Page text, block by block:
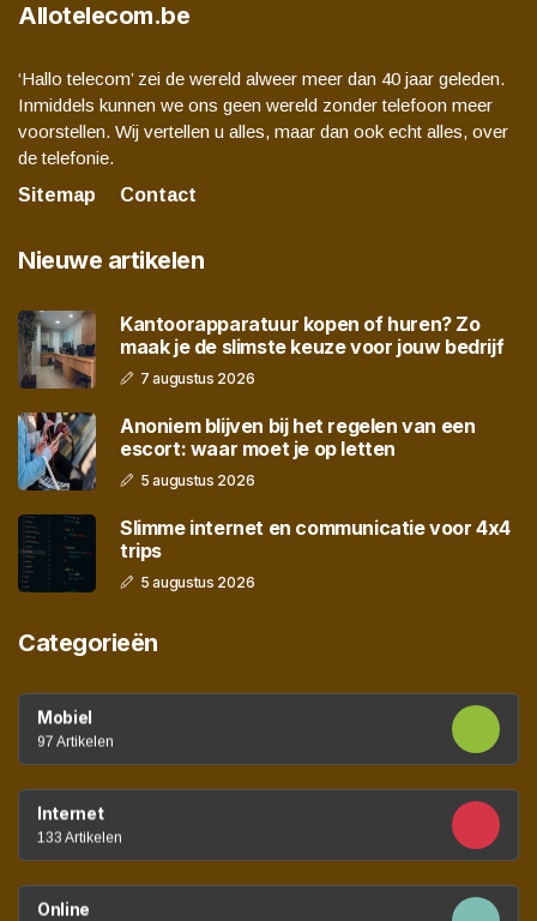
Allotelecom.be
‘Hallo telecom’ zei de wereld alweer meer dan 40 jaar geleden.
Inmiddels kunnen we ons geen wereld zonder telefoon meer
voorstellen. Wij vertellen u alles, maar dan ook echt alles, over
de telefonie.
Sitemap
Contact
Nieuwe artikelen
Kantoorapparatuur kopen of huren? Zo
maak je de slimste keuze voor jouw bedrijf
7 augustus 2026
Anoniem blijven bij het regelen van een
escort: waar moet je op letten
5 augustus 2026
Slimme internet en communicatie voor 4x4
trips
5 augustus 2026
Categorieën
Mobiel
97 Artikelen
Internet
133 Artikelen
Online